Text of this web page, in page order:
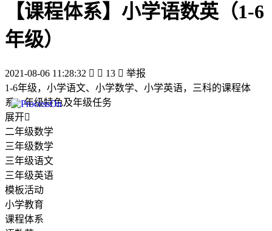
【课程体系】小学语数英（1-6
年级）
2021-08-06 11:28:32   13  举报
1-6年级，小学语文、小学数学、小学英语，三科的课程体
系、年级特色及年级任务
展开
二年级数学
三年级数学
三年级语文
三年级英语
模板活动
小学教育
课程体系